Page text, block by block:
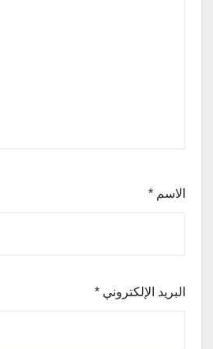
الاسم *
البريد الإلكتروني *